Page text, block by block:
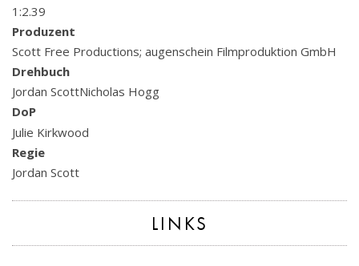
1:2.39
Produzent
Scott Free Productions; augenschein Filmproduktion GmbH
Drehbuch
Jordan ScottNicholas Hogg
DoP
Julie Kirkwood
Regie
Jordan Scott
LINKS